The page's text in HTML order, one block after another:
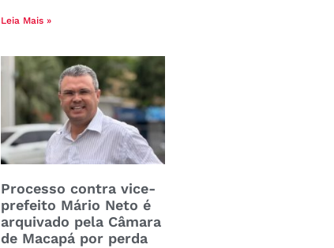
Leia Mais »
Processo contra vice-
prefeito Mário Neto é
arquivado pela Câmara
de Macapá por perda